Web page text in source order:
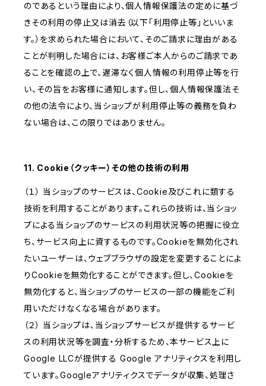
のであるという理由により、個人情報保護法の定めに基づ
きその利用の停止又は消去（以下「利用停止等」といいま
す。）を求められた場合において、そのご請求に理由がある
ことが判明した場合には、お客様ご本人からのご請求であ
ることを確認の上で、遅滞なく個人情報の利用停止等を行
い、その旨をお客様に通知します。但し、個人情報保護法そ
の他の法令により、当ショップが利用停止等の義務を負わ
ない場合は、この限りではありません。
11. Cookie（クッキー）その他の技術の利用
（１） 当ショップのサービスは、Cookie及びこれに類する
技術を利用することがあります。これらの技術は、当ショッ
プによる当ショップのサービスの利用状況等の把握に役立
ち、サービス向上に資するものです。Cookieを無効化され
たいユーザーは、ウェブブラウザの設定を変更することによ
りCookieを無効化することができます。但し、Cookieを
無効化すると、当ショップのサービスの一部の機能をご利
用いただけなくなる場合があります。
（２） 当ショップは、当ショップサービスが提供するサービ
スの利用状況等を調査・分析するため、本サービス上に
Google LLCが提供する Google アナリティクスを利用し
ています。Googleアナリティクスでデータが収集、処理さ